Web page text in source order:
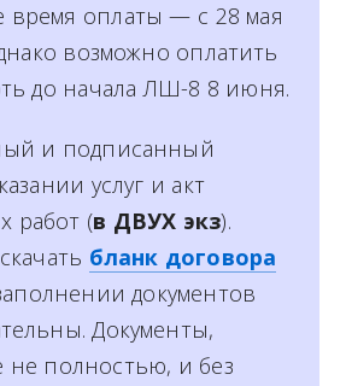
время оплаты — с 28 мая
возможно оплатить
до начала ЛШ-8 8 июня.
и подписанный
услуг и акт
работ (в ДВУХ экз).
бланк договора
документов
Документы,
не полностью, и без